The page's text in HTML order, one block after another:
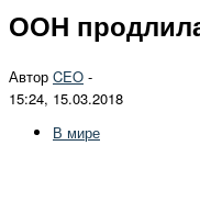
ООН
Автор CEO -
15:24, 15.03.2018
В мире